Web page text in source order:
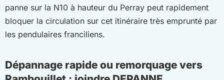
panne sur la N10 à hauteur du Perray peut rapidement
bloquer la circulation sur cet itinéraire très emprunté par
les pendulaires franciliens.
Dépannage rapide ou remorquage vers